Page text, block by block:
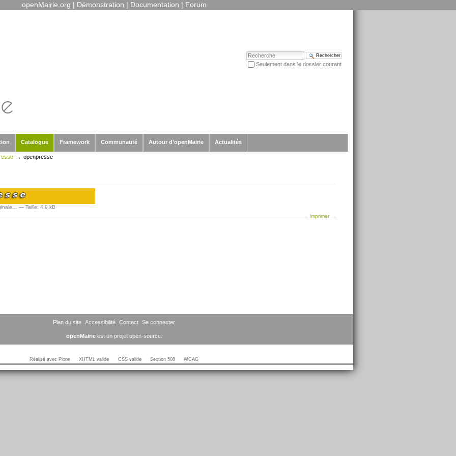
openMairie.org | Démonstration | Documentation | Forum
Chercher par
Seulement dans le dossier courant
Catalogue Framework Communauté Autour d'openMairie Actualités
→ openpresse
—Taille:4.9 kB
Imprimer
Plan du site Accessibilité Contact Se connecter
openMairieest un projet open-source.
Réalisé avec Plone XHTML valide CSS valide Section 508 WCAG